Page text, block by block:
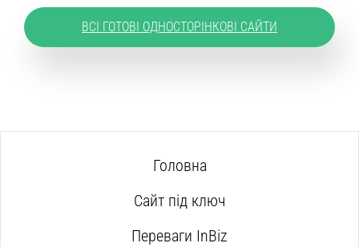
ВСІ ГОТОВІ ОДНОСТОРІНКОВІ САЙТИ
Головна
Сайт під ключ
Переваги InBiz